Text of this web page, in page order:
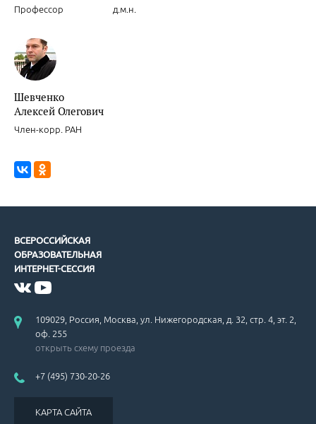
Американские рекомендации по вторичной профилактике ИБС.
Рекомендации по ведению больных с гипертрофической
Проблемы гиполипидемической терапии.
Профессор д.м.н.
Шевченко
Алексей Олегович
Член-корр. РАН
ВСЕРОССИЙСКАЯ
ОБРАЗОВАТЕЛЬНАЯ
ИНТЕРНЕТ-СЕССИЯ
109029, Россия, Москва, ул. Нижегородская, д. 32, стр. 4, эт. 2,
оф. 255
открыть схему проезда
+7 (495) 730-20-26
КАРТА САЙТА